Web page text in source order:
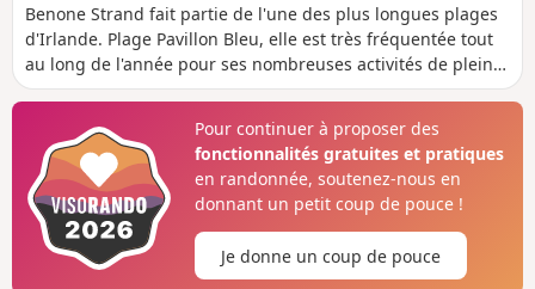
Benone Strand fait partie de l'une des plus longues plages
d'Irlande. Plage Pavillon Bleu, elle est très fréquentée tout
au long de l'année pour ses nombreuses activités de plein
air et ses événements, ainsi que pour ses superbes vues
l'Écosse.
Pour continuer à proposer des
fonctionnalités gratuites et pratiques
en randonnée, soutenez-nous en
donnant un petit coup de pouce !
Je donne un coup de pouce